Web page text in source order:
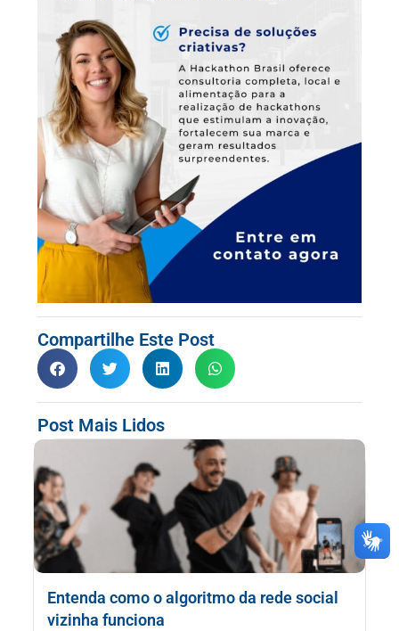
Compartilhe Este Post
Post Mais Lidos
Entenda como o algoritmo da rede social
vizinha funciona